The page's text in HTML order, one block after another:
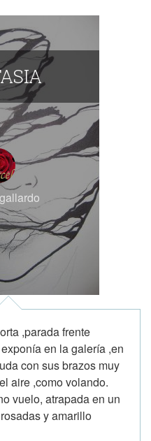
,parada frente
en la galería ,en
con sus brazos muy
aire ,como volando.
vuelo, atrapada en un
y amarillo